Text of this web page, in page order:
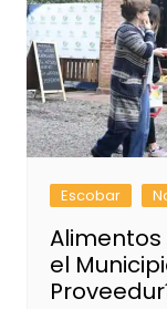
Escobar
el